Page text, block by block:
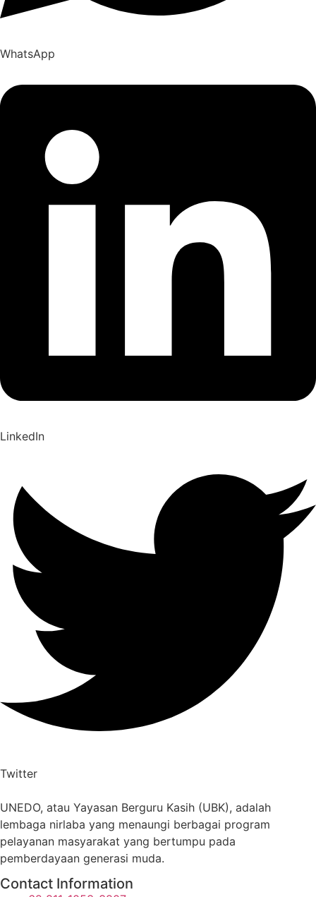
WhatsApp
LinkedIn
Twitter
UNEDO, atau Yayasan Berguru Kasih (UBK), adalah
lembaga nirlaba yang menaungi berbagai program
pelayanan masyarakat yang bertumpu pada
pemberdayaan generasi muda.
Contact Information